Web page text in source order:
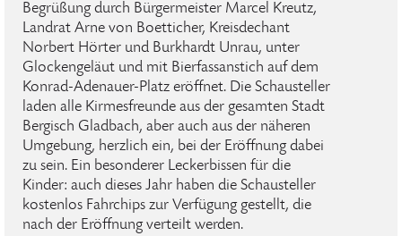
Begrüßung durch Bürgermeister Marcel Kreutz,
Landrat Arne von Boetticher, Kreisdechant
Norbert Hörter und Burkhardt Unrau, unter
Glockengeläut und mit Bierfassanstich auf dem
Konrad-Adenauer-Platz eröffnet. Die Schausteller
laden alle Kirmesfreunde aus der gesamten Stadt
Bergisch Gladbach, aber auch aus der näheren
Umgebung, herzlich ein, bei der Eröffnung dabei
zu sein. Ein besonderer Leckerbissen für die
Kinder: auch dieses Jahr haben die Schausteller
kostenlos Fahrchips zur Verfügung gestellt, die
nach der Eröffnung verteilt werden.